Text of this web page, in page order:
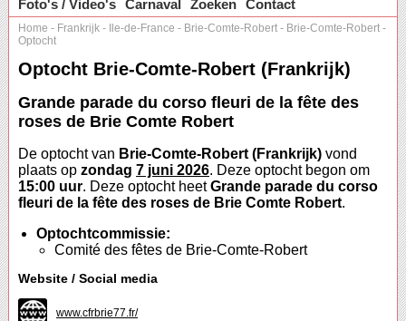
Foto's / Video's Carnaval Zoeken Contact
Home - Frankrijk - Ile-de-France - Brie-Comte-Robert - Brie-Comte-Robert -
Optocht
Optocht Brie-Comte-Robert (Frankrijk)
Grande parade du corso fleuri de la fête des
roses de Brie Comte Robert
De optocht van Brie-Comte-Robert (Frankrijk) vond
plaats op zondag 7 juni 2026. Deze optocht begon om
15:00 uur. Deze optocht heetGrande parade du corso
fleuri de la fête des roses de Brie Comte Robert.
Optochtcommissie:
Comité des fêtes de Brie-Comte-Robert
Website / Social media
www.cfrbrie77.fr/